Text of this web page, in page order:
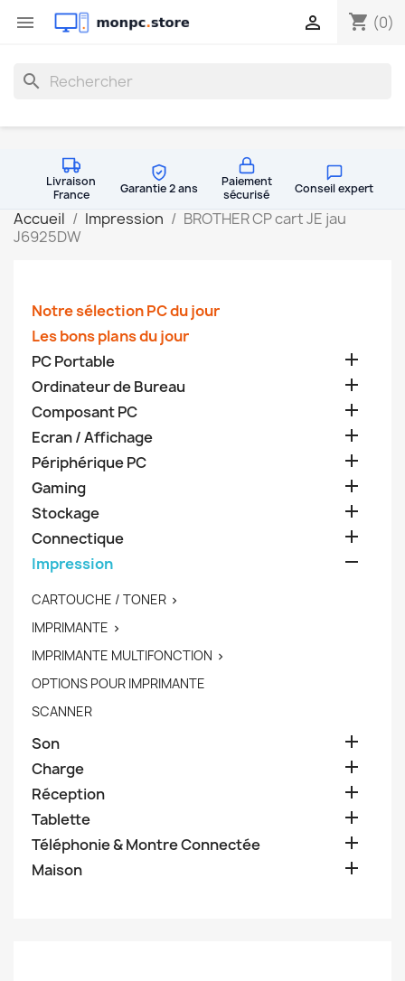
 shopping_cart (0)

search
Livraison
France
Garantie 2 ans
Paiement
sécurisé
Conseil expert
Accueil Impression
BROTHER CP cart JE jau
J6925DW
Notre sélection PC du jour
Les bons plans du jour
PC Portable

Ordinateur de Bureau 
Composant PC 
Ecran / Affichage 
Périphérique PC 
Gaming 
Stockage 
Connectique 
Impression 
CARTOUCHE / TONER 
IMPRIMANTE 
IMPRIMANTE MULTIFONCTION 
OPTIONS POUR IMPRIMANTE
SCANNER
Son 
Charge 
Réception 
Tablette 
Téléphonie & Montre Connectée 
Maison 